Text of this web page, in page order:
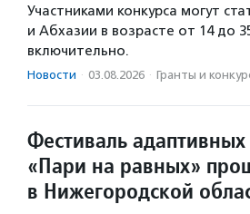
Участниками конкурса могут
и Абхазии в возрасте от 14 до
включительно.
Новости · 03.08.2026 · Гранты и
Фестиваль
«Пари на равных»
в Нижегородской